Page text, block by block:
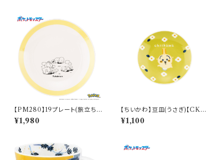
【PM280】19プレート(旅立ち)
【Daily Sketch】PM285-330
¥1,980
【ちいかわ】豆皿(うさぎ)【CKW
20】CKW23-333
¥1,100